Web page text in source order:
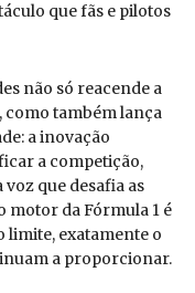
que fãs e pilotos
não só reacende a
como também lança
a inovação
a competição,
voz que desafia as
motor da Fórmula 1 é
limite, exatamente o
a proporcionar.